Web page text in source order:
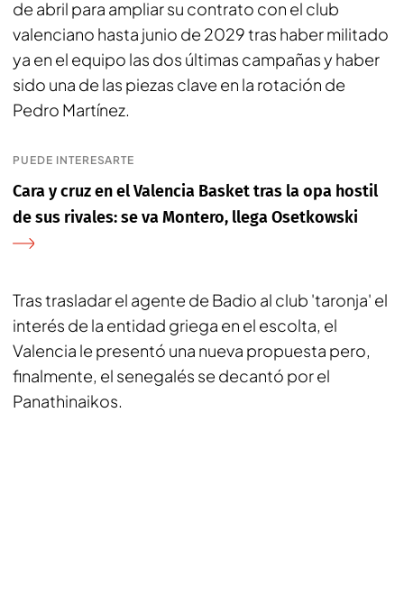
de abril para ampliar su contrato con el club
valenciano hasta junio de 2029 tras haber militado
ya en el equipo las dos últimas campañas y haber
sido una de las piezas clave en la rotación de
Pedro Martínez.
PUEDE INTERESARTE
Cara y cruz en el Valencia Basket tras la opa hostil
de sus rivales: se va Montero, llega Osetkowski
Tras trasladar el agente de Badio al club 'taronja' el
interés de la entidad griega en el escolta, el
Valencia le presentó una nueva propuesta pero,
finalmente, el senegalés se decantó por el
Panathinaikos.